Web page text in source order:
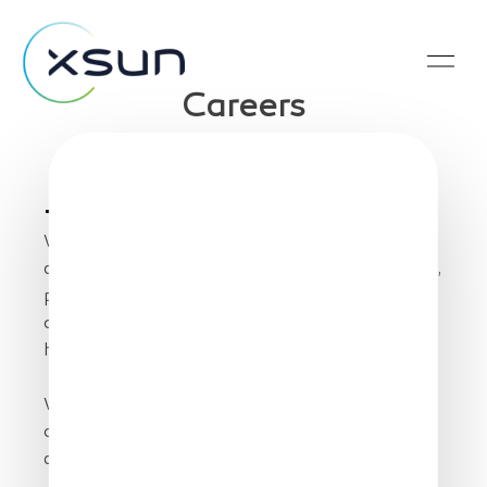
Careers
We are interested by the best profiles in
aerodynamics, structure, systems, flight control,
propulsion, renewable energies,
communications, IA, informatics, software and
hardware.
We are also always keen to have new pilots,
operators, maintainers for our operations
department.